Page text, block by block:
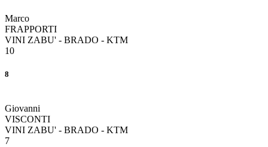
Marco
FRAPPORTI
VINI ZABU' - BRADO - KTM
10
8
Giovanni
VISCONTI
VINI ZABU' - BRADO - KTM
7